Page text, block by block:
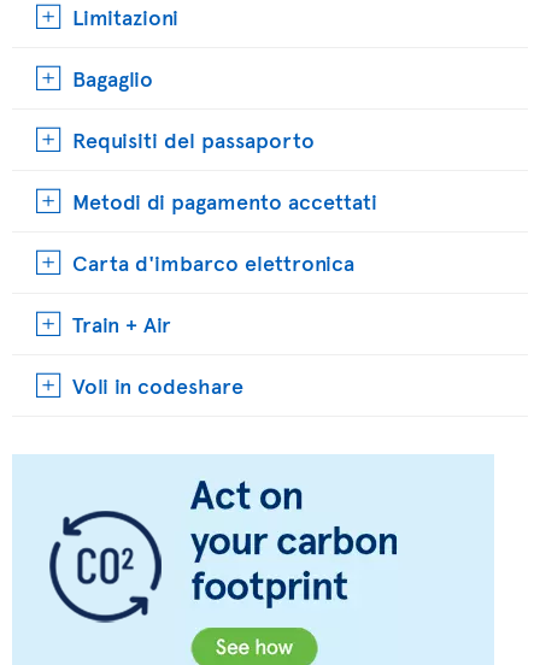
Limitazioni
Bagaglio
Requisiti del passaporto
Metodi di pagamento accettati
Carta d'imbarco elettronica
Train + Air
Voli in codeshare